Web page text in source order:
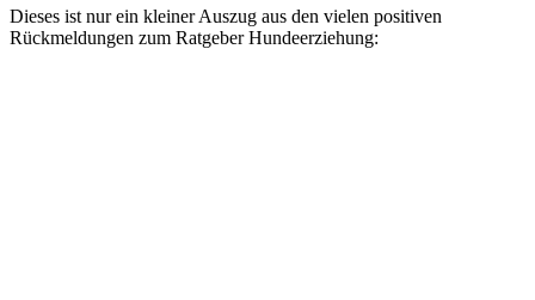
Dieses ist nur ein kleiner Auszug aus den vielen positiven
Rückmeldungen zum Ratgeber Hundeerziehung: